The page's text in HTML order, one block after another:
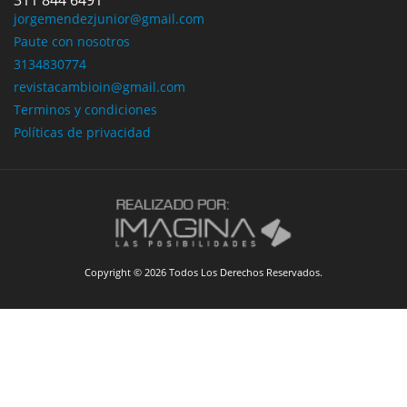
jorgemendezjunior@gmail.com
Paute con nosotros
3134830774
revistacambioin@gmail.com
Terminos y condiciones
Políticas de privacidad
Copyright © 2026 Todos Los Derechos Reservados.